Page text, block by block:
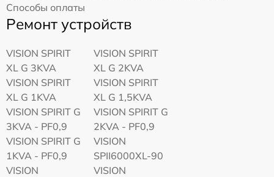
Способы оплаты
Ремонт устройств
VISION SPIRIT
XL G 3KVA
VISION SPIRIT
XL G 2KVA
VISION SPIRIT
XL G 1KVA
VISION SPIRIT
XL G 1,5KVA
VISION SPIRIT G
3KVA - PF0,9
VISION SPIRIT G
2KVA - PF0,9
VISION SPIRIT G
1KVA - PF0,9
VISION
SPII6000XL-90
VISION
VISION